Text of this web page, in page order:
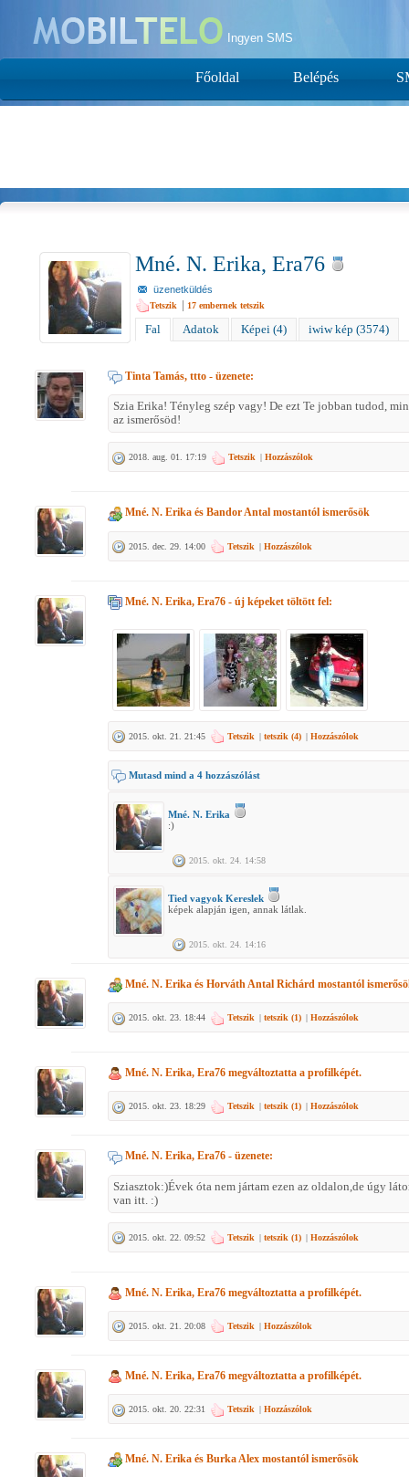
Ingyen SMS
Mné. N. Erika, Era76
üzenetküldés
Tetszik | 17 embernek tetszik
Fal Adatok Képei (4) iwiw kép (3574)
Tinta Tamás, ttto - üzenete:
Szia Erika! Tényleg szép vagy! De ezt Te jobban tudod,
az ismerősöd!
2018. aug. 01. 17:19 Tetszik | Hozzászólok
Mné. N. Erika és Bandor Antal mostantól ismerősök
2015. dec. 29. 14:00 Tetszik | Hozzászólok
Mné. N. Erika, Era76 - új képeket töltött fel:
2015. okt. 21. 21:45 Tetszik | tetszik (4) | Hozzászólok
Mutasd mind a 4 hozzászólást
Mné. N. Erika
:)
2015. okt. 24. 14:58
Tied vagyok Kereslek
képek alapján igen, annak látlak.
2015. okt. 24. 14:16
Mné. N. Erika és Horváth Antal Richárd mostantól
2015. okt. 23. 18:44 Tetszik | tetszik (1) | Hozzászólok
Mné. N. Erika, Era76 megváltoztatta a profilképét.
2015. okt. 23. 18:29 Tetszik | tetszik (1) | Hozzászólok
Mné. N. Erika, Era76 - üzenete:
Sziasztok:)Évek óta nem jártam ezen az oldalon,de úgy
van itt. :)
2015. okt. 22. 09:52 Tetszik | tetszik (1) | Hozzászólok
Mné. N. Erika, Era76 megváltoztatta a profilképét.
2015. okt. 21. 20:08 Tetszik | Hozzászólok
Mné. N. Erika, Era76 megváltoztatta a profilképét.
2015. okt. 20. 22:31 Tetszik | Hozzászólok
Mné. N. Erika és Burka Alex mostantól ismerősök
Főoldal Belépés